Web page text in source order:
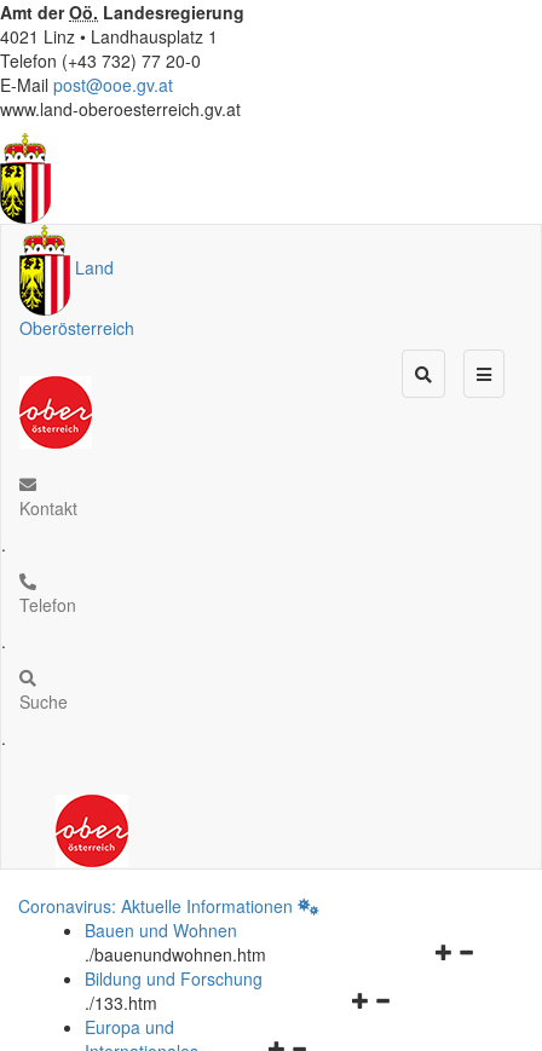
Amt derOö. Landesregierung
4021 Linz • Landhausplatz 1
Telefon (+43 732) 77 20-0
E-Mail post@ooe.gv.at
www.land-oberoesterreich.gv.at
Land
Oberösterreich
Kontakt
.
Telefon
.
Suche
.
Coronavirus: Aktuelle Informationen
Bauen und Wohnen
./bauenundwohnen.htm
Navigationsmenü
Bildung und Forschung
./133.htm
Europa und